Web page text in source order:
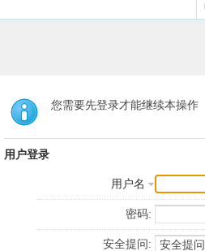
您需要先登录才能继续本操作
用户登录
用户名
密码:
安全提问: